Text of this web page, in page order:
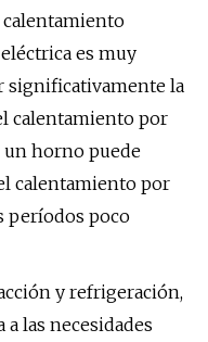
es muy
significativamente la
calentamiento por
horno puede
calentamiento por
períodos poco
y refrigeración,
a las necesidades